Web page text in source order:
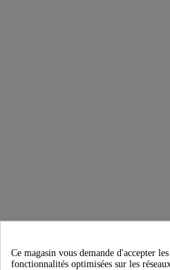
Ce magasin vous demande d'accepter
fonctionnalités optimisées sur les